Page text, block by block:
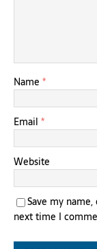
Name *
Email *
Website
Save my
next time I